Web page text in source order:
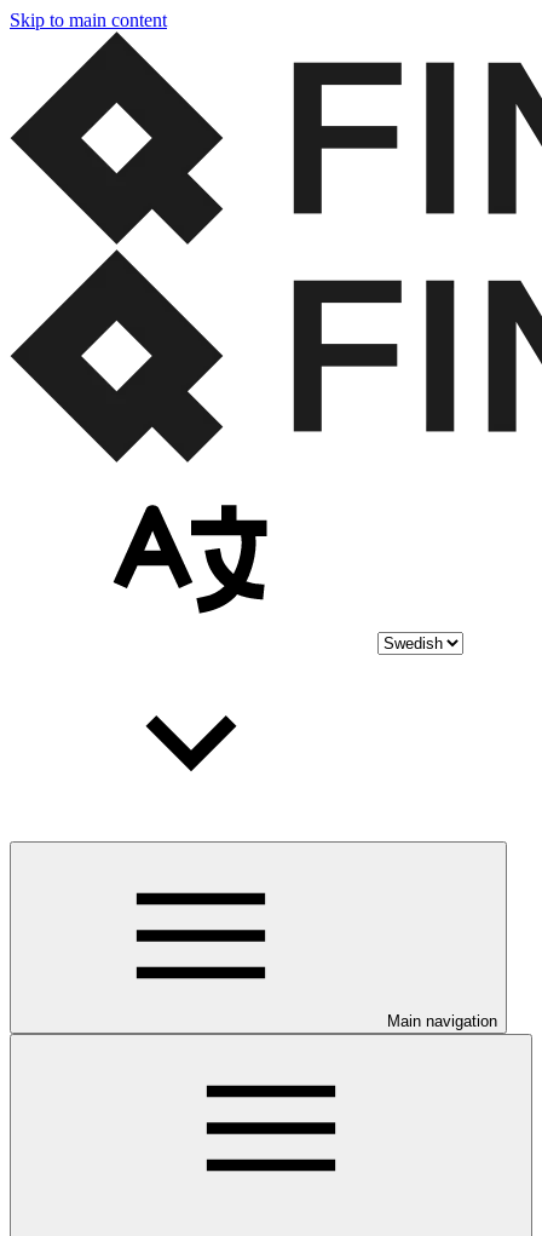
Skip to main content
Main navigation